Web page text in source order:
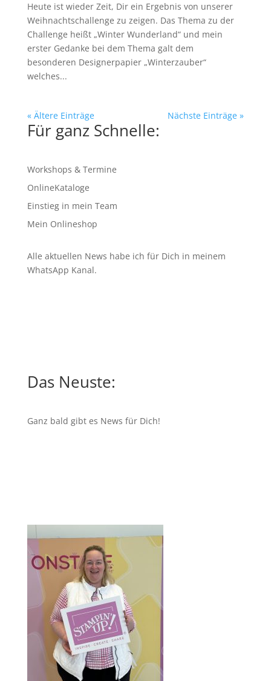
Heute ist wieder Zeit, Dir ein Ergebnis von unserer
Weihnachtschallenge zu zeigen. Das Thema zu der
Challenge heißt „Winter Wunderland“ und mein
erster Gedanke bei dem Thema galt dem
besonderen Designerpapier „Winterzauber“
welches...
« Ältere Einträge Nächste Einträge »
Für ganz Schnelle:
Workshops & Termine
OnlineKataloge
Einstieg in mein Team
Mein Onlineshop
Alle aktuellen News habe ich für Dich in meinem
WhatsApp Kanal.
Das Neuste:
Ganz bald gibt es News für Dich!